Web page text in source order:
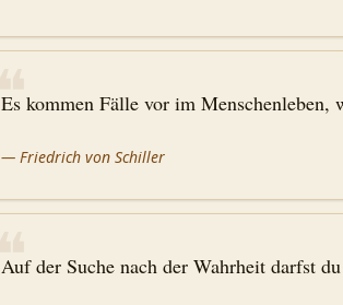
❝
Es kommen Fälle vor im Menschenleben,
— Friedrich von Schiller
❝
Auf der Suche nach der Wahrheit darfst